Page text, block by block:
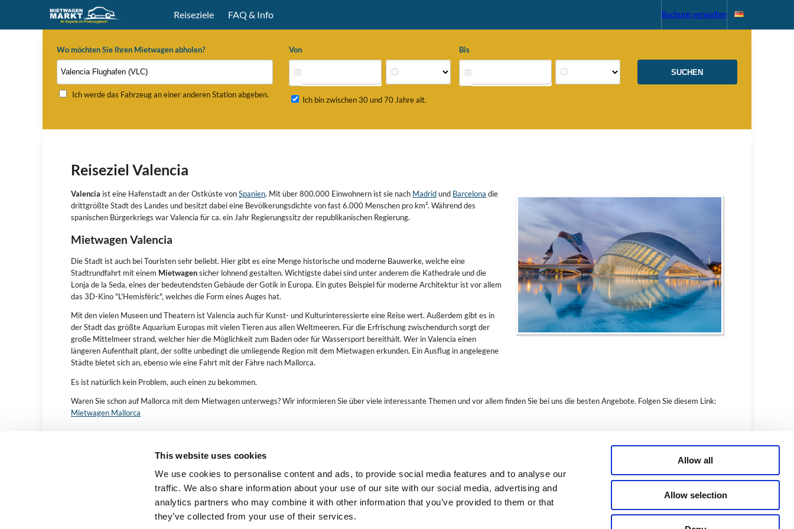
This website uses cookies
We use cookies to personalise content and ads, to provide social media features and to analyse our
traffic. We also share information about your use of our site with our social media, advertising and
analytics partners who may combine it with other information that you’ve provided to them or that
they’ve collected from your use of their services.
Allow all
Allow selection
Reiseziele FAQ & Info Buchung verwalten
Wo möchten Sie Ihren Mietwagen abholen?
Ich werde das Fahrzeug an einer anderen Station abgeben.
Von Bis
Ich bin zwischen 30 und 70 Jahre alt.
Reiseziel Valencia
Valencia ist eine Hafenstadt an der Ostküste von Spanien. Mit über 800.000 Einwohnern ist sie nach Madrid und Barcelona die
drittgrößte Stadt des Landes und besitzt dabei eine Bevölkerungsdichte von fast 6.000 Menschen pro km². Während des
spanischen Bürgerkriegs war Valencia für ca. ein Jahr Regierungssitz der republikanischen Regierung.
Mietwagen Valencia
Die Stadt ist auch bei Touristen sehr beliebt. Hier gibt es eine Menge historische und moderne Bauwerke, welche eine
Stadtrundfahrt mit einem Mietwagen sicher lohnend gestalten. Wichtigste dabei sind unter anderem die Kathedrale und die
Lonja de la Seda, eines der bedeutendsten Gebäude der Gotik in Europa. Ein gutes Beispiel für moderne Architektur ist vor allem
das 3D-Kino "L'Hemisfèric", welches die Form eines Auges hat.
Mit den vielen Museen und Theatern ist Valencia auch für Kunst- und Kulturinteressierte eine Reise wert. Außerdem gibt es in
der Stadt das größte Aquarium Europas mit vielen Tieren aus allen Weltmeeren. Für die Erfrischung zwischendurch sorgt der
große Mittelmeer strand, welcher hier die Möglichkeit zum Baden oder für Wassersport bereithält. Wer in Valencia einen
längeren Aufenthalt plant, der sollte unbedingt die umliegende Region mit dem Mietwagen erkunden. Ein Ausflug in angelegene
Städte bietet sich an, ebenso wie eine Fahrt mit der Fähre nach Mallorca.
Es ist natürlich kein Problem, auch einen zu bekommen.
Waren Sie schon auf Mallorca mit dem Mietwagen unterwegs? Wir informieren Sie über viele interessante Themen und vor allem finden Sie bei uns die besten Angebote. Folgen Sie diesem Link:
Mietwagen Mallorca
Impressum AGB Datenschutz Erklärung zur Barrierefreiheit Cookie-Richtlinie Kontakt
carhiremarket.com - location-voiture-simple.fr autonoleggio-online.it - carhiremarket.es